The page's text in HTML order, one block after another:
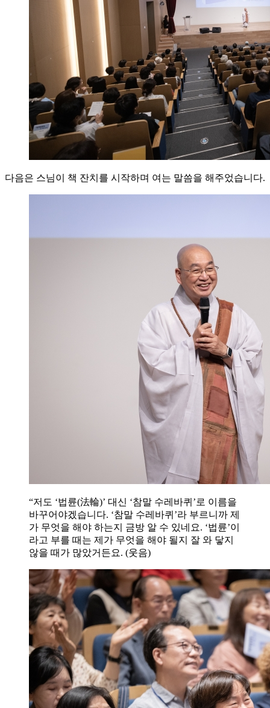
다음은 스님이 책 잔치를 시작하며 여는 말씀을 해주었습니다.
“저도 ‘법륜(法輪)’ 대신 ‘참말 수레바퀴’로 이름을
바꾸어야겠습니다. ‘참말 수레바퀴’라 부르니까 제
가 무엇을 해야 하는지 금방 알 수 있네요. ‘법륜’이
라고 부를 때는 제가 무엇을 해야 될지 잘 와 닿지
않을 때가 많았거든요. (웃음)